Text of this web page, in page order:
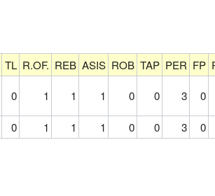
TL R.OF. REB ASIS ROB TAP PER FP
0 1 1 1 0 0 3 0
0 1 1 1 0 0 3 0